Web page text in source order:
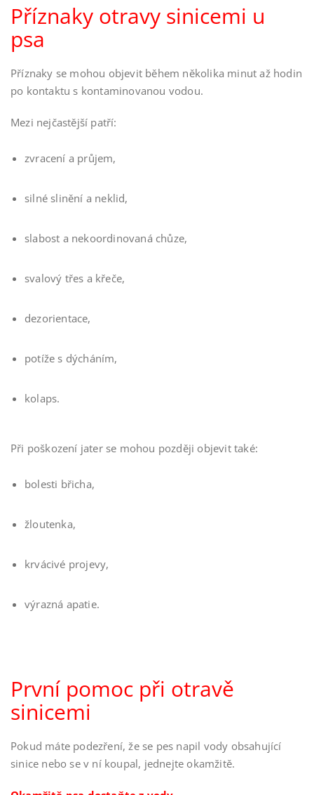
Příznaky otravy sinicemi u
psa
Příznaky se mohou objevit během několika minut až hodin
po kontaktu s kontaminovanou vodou.
Mezi nejčastější patří:
zvracení a průjem,
silné slinění a neklid,
slabost a nekoordinovaná chůze,
svalový třes a křeče,
dezorientace,
potíže s dýcháním,
kolaps.
Při poškození jater se mohou později objevit také:
bolesti břicha,
žloutenka,
krvácivé projevy,
výrazná apatie.
První pomoc při otravě
sinicemi
Pokud máte podezření, že se pes napil vody obsahující
sinice nebo se v ní koupal, jednejte okamžitě.